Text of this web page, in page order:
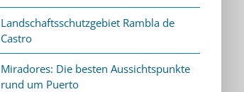
Landschaftsschutzgebiet Rambla de
Castro
Miradores: Die besten Aussichtspunkte
rund um Puerto